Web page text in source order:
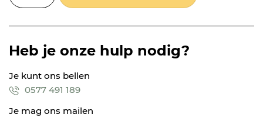
Heb je onze hulp nodig?
Je kunt ons bellen
0577 491 189
Je mag ons mailen